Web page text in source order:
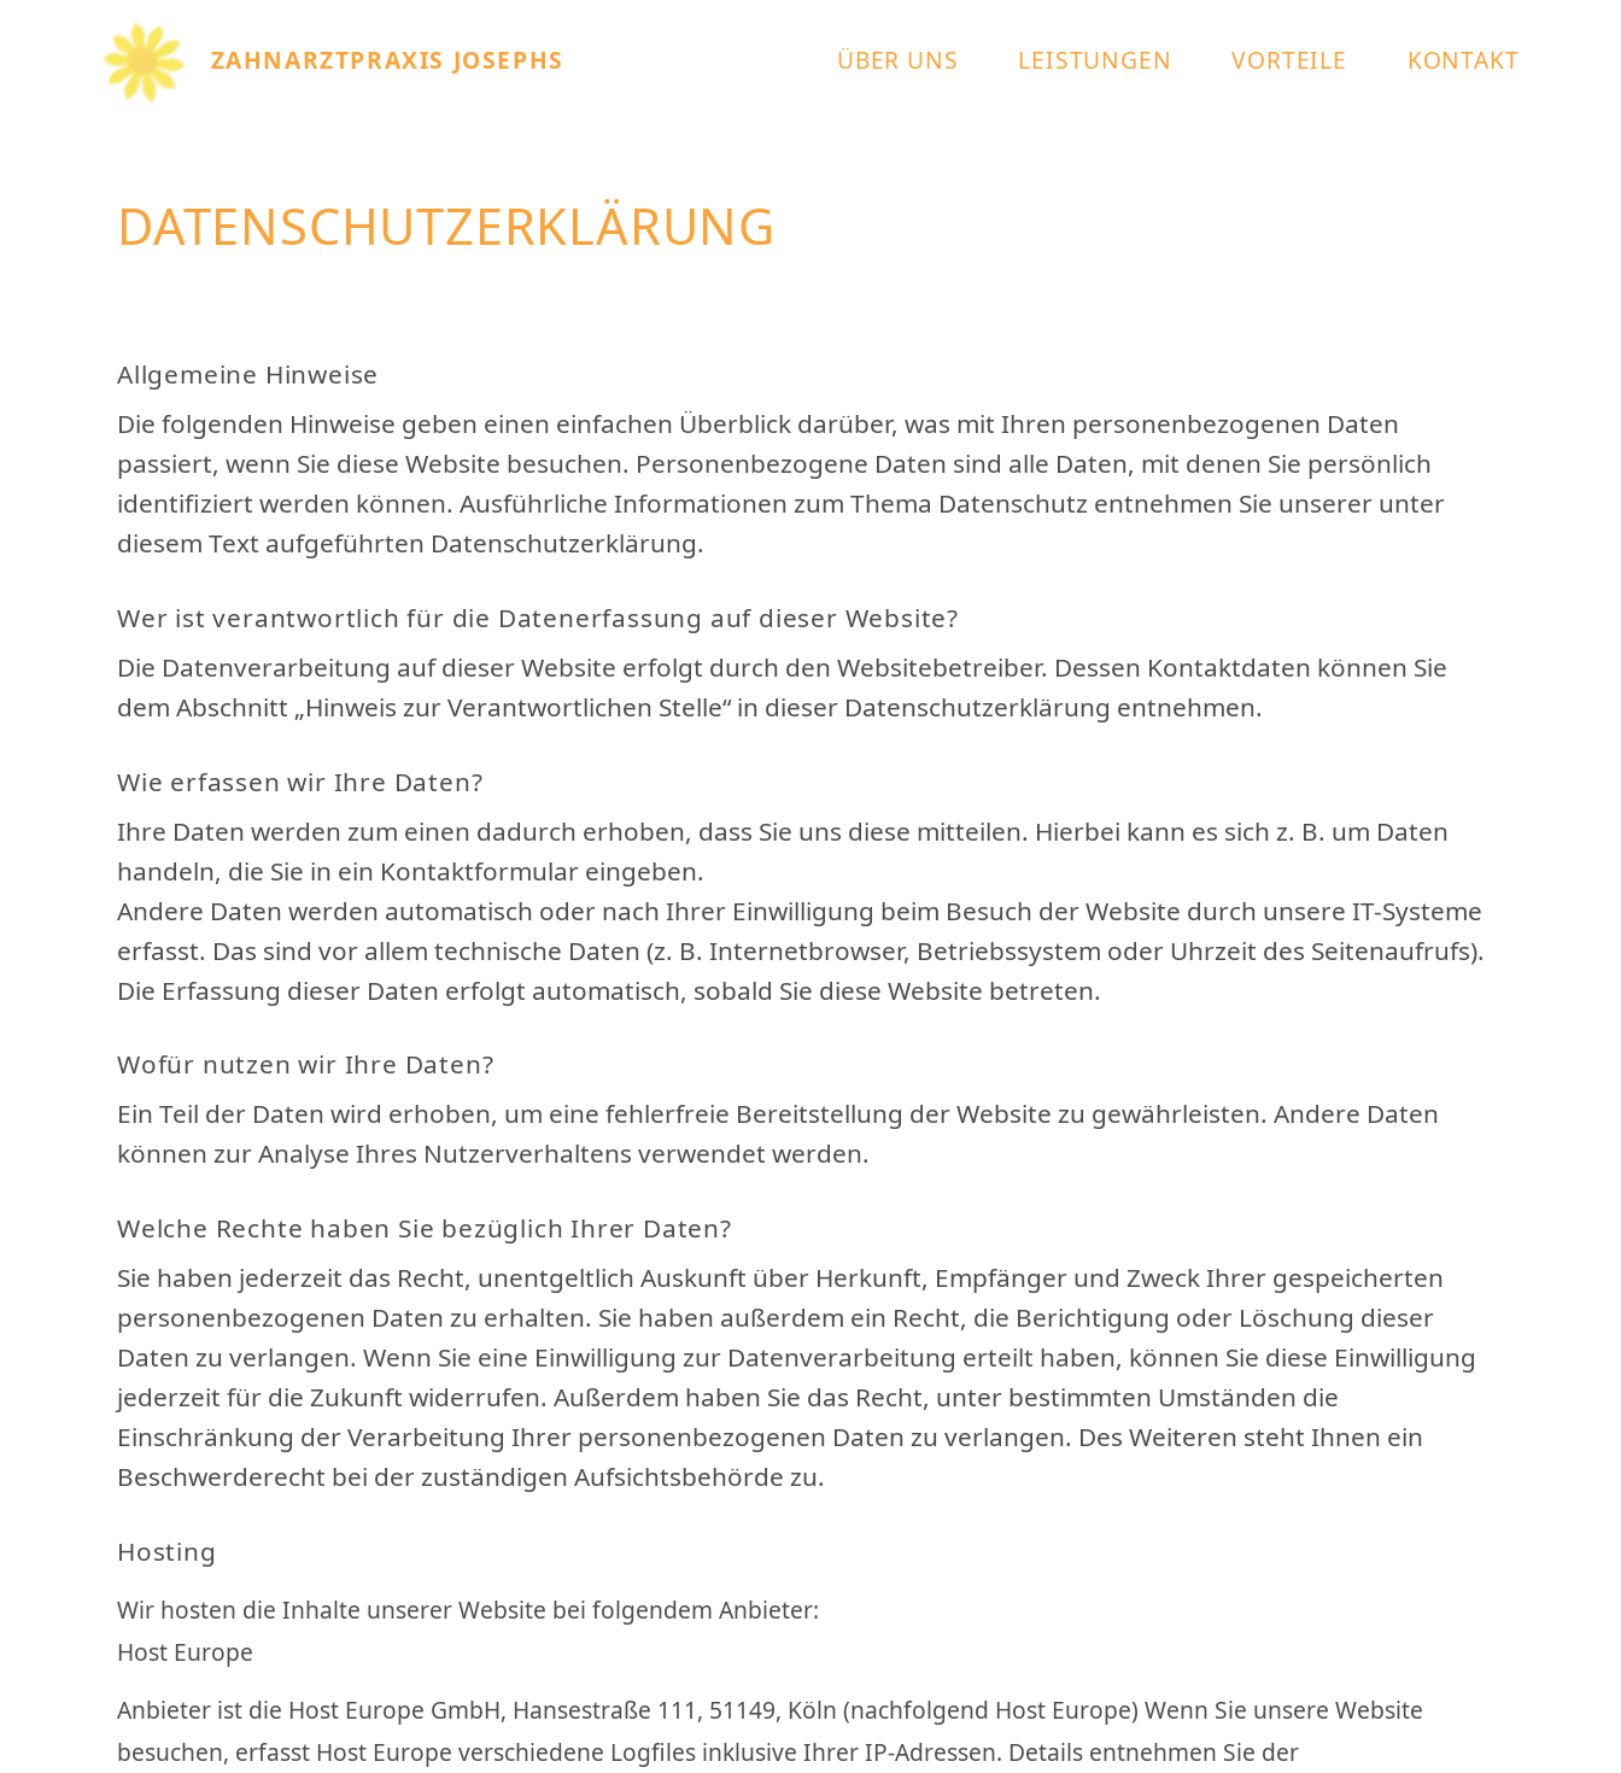
ZAHNARZTPRAXIS JOSEPHS ÜBER UNS LEISTUNGEN VORTEILE KONTAKT
DATENSCHUTZERKLÄRUNG
Allgemeine Hinweise
Die folgenden Hinweise geben einen einfachen Überblick darüber, was mit Ihren personenbezogenen Daten
passiert, wenn Sie diese Website besuchen. Personenbezogene Daten sind alle Daten, mit denen Sie persönlich
identifiziert werden können. Ausführliche Informationen zum Thema Datenschutz entnehmen Sie unserer unter
diesem Text aufgeführten Datenschutzerklärung.
Wer ist verantwortlich für die Datenerfassung auf dieser Website?
Die Datenverarbeitung auf dieser Website erfolgt durch den Websitebetreiber. Dessen Kontaktdaten können Sie
dem Abschnitt „Hinweis zur Verantwortlichen Stelle“ in dieser Datenschutzerklärung entnehmen.
Wie erfassen wir Ihre Daten?
Ihre Daten werden zum einen dadurch erhoben, dass Sie uns diese mitteilen. Hierbei kann es sich z. B. um Daten
handeln, die Sie in ein Kontaktformular eingeben.
Andere Daten werden automatisch oder nach Ihrer Einwilligung beim Besuch der Website durch unsere IT-Systeme
erfasst. Das sind vor allem technische Daten (z. B. Internetbrowser, Betriebssystem oder Uhrzeit des Seitenaufrufs).
Die Erfassung dieser Daten erfolgt automatisch, sobald Sie diese Website betreten.
Wofür nutzen wir Ihre Daten?
Ein Teil der Daten wird erhoben, um eine fehlerfreie Bereitstellung der Website zu gewährleisten. Andere Daten
können zur Analyse Ihres Nutzerverhaltens verwendet werden.
Welche Rechte haben Sie bezüglich Ihrer Daten?
Sie haben jederzeit das Recht, unentgeltlich Auskunft über Herkunft, Empfänger und Zweck Ihrer gespeicherten
personenbezogenen Daten zu erhalten. Sie haben außerdem ein Recht, die Berichtigung oder Löschung dieser
Daten zu verlangen. Wenn Sie eine Einwilligung zur Datenverarbeitung erteilt haben, können Sie diese Einwilligung
jederzeit für die Zukunft widerrufen. Außerdem haben Sie das Recht, unter bestimmten Umständen die
Einschränkung der Verarbeitung Ihrer personenbezogenen Daten zu verlangen. Des Weiteren steht Ihnen ein
Beschwerderecht bei der zuständigen Aufsichtsbehörde zu.
Hosting
Wir hosten die Inhalte unserer Website bei folgendem Anbieter:
Host Europe
Anbieter ist die Host Europe GmbH, Hansestraße 111, 51149, Köln (nachfolgend Host Europe) Wenn Sie unsere Website
besuchen, erfasst Host Europe verschiedene Logfiles inklusive Ihrer IP-Adressen. Details entnehmen Sie der